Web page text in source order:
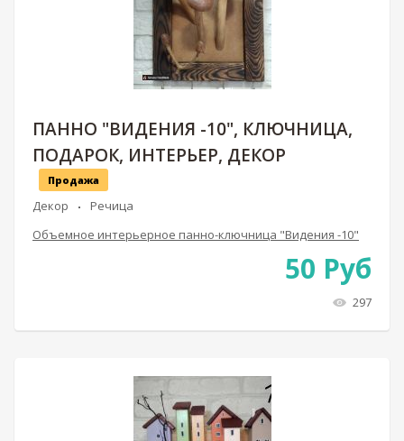
ПАННО "ВИДЕНИЯ -10", КЛЮЧНИЦА,
ПОДАРОК, ИНТЕРЬЕР, ДЕКОР
Продажа
Декор
Речица
Объемное интерьерное панно-ключница "Видения -10"
50 Руб
297